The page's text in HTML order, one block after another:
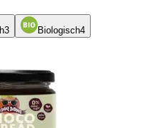
3 Biologisch4